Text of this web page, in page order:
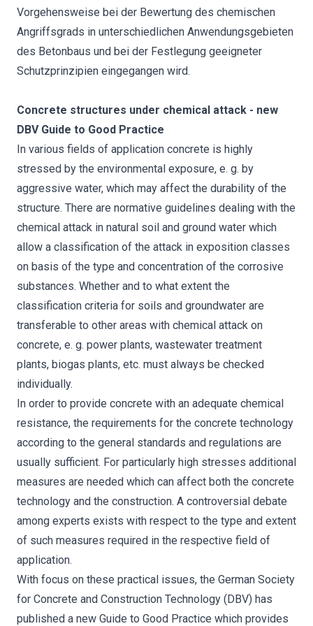
Vorgehensweise bei der Bewertung des chemischen
Angriffsgrads in unterschiedlichen Anwendungsgebieten
des Betonbaus und bei der Festlegung geeigneter
Schutzprinzipien eingegangen wird.
Concrete structures under chemical attack - new
DBV Guide to Good Practice
In various fields of application concrete is highly
stressed by the environmental exposure, e. g. by
aggressive water, which may affect the durability of the
structure. There are normative guidelines dealing with the
chemical attack in natural soil and ground water which
allow a classification of the attack in exposition classes
on basis of the type and concentration of the corrosive
substances. Whether and to what extent the
classification criteria for soils and groundwater are
transferable to other areas with chemical attack on
concrete, e. g. power plants, wastewater treatment
plants, biogas plants, etc. must always be checked
individually.
In order to provide concrete with an adequate chemical
resistance, the requirements for the concrete technology
according to the general standards and regulations are
usually sufficient. For particularly high stresses additional
measures are needed which can affect both the concrete
technology and the construction. A controversial debate
among experts exists with respect to the type and extent
of such measures required in the respective field of
application.
With focus on these practical issues, the German Society
for Concrete and Construction Technology (DBV) has
published a new Guide to Good Practice which provides